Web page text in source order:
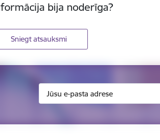
bija noderīga?
Sniegt atsauksmi